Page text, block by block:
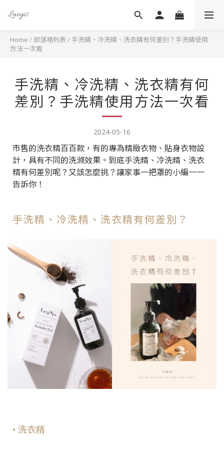
Home / 部落格列表 /手洗精、冷洗精、洗衣精有何差別？手洗精使用
方法一次看
手洗精、冷洗精、洗衣精有何
差別？手洗精使用方法一次看
2024-05-16
市售的洗衣精百百款，有的專為精緻衣物、貼身衣物設
計，具有不同的洗滌效果。到底手洗精、冷洗精、洗衣
精有何差別呢？又該怎麼挑？讓家事一把罩的小編一一
告訴你！
手洗精、冷洗精、洗衣精有何差別？
• 洗衣精